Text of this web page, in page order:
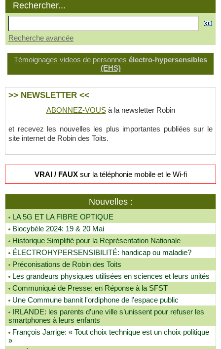
Rechercher...
Recherche avancée
Témoignages videos de personnes électro-hypersensibles
(EHS)
>> NEWSLETTER <<
ABONNEZ-VOUSà la newsletter Robin
et recevez les nouvelles les plus importantes publiées sur le
site internet de Robin des Toits.
VRAI / FAUXsur la téléphonie mobile et le Wi-fi
Nouvelles :
LA 5G ET LA FIBRE OPTIQUE
Biocybèle 2024: 19 & 20 Mai
Historique Simplifié pour la Représentation Nationale
ÉLECTROHYPERSENSIBILITÉ: handicap ou maladie?
Préconisations de Robin des Toits
Les grandeurs physiques utilisées en sciences et leurs unités
Communiqué de Presse: en Réponse à la SFST
Une Commune bannit l'ordiphone de l'espace public
IRLANDE: les parents d’une ville s’unissent pour refuser les
smartphones à leurs enfants
François Jarrige: « Tout choix technique est un choix politique
»